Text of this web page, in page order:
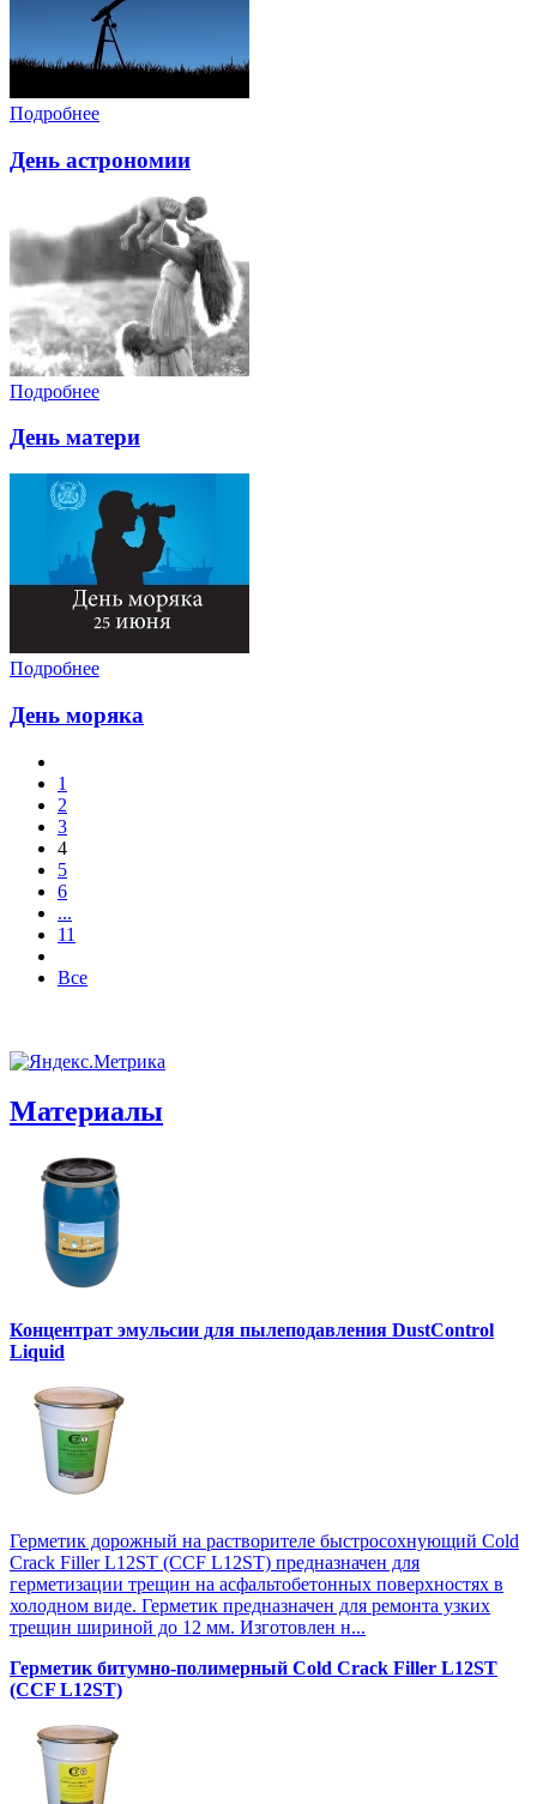
Подробнее
День астрономии
Подробнее
День матери
Подробнее
День моряка
1
2
3
4
5
6
...
11
Все
Материалы
Концентрат эмульсии для пылеподавления DustControl
Liquid
Герметик дорожный на растворителе быстросохнующий Cold
Crack Filler L12SТ (CCF L12SТ) предназначен для
герметизации трещин на асфальтобетонных поверхностях в
холодном виде. Герметик предназначен для ремонта узких
трещин шириной до 12 мм. Изготовлен н...
Герметик битумно-полимерный Cold Crack Filler L12SТ
(CCF L12SТ)